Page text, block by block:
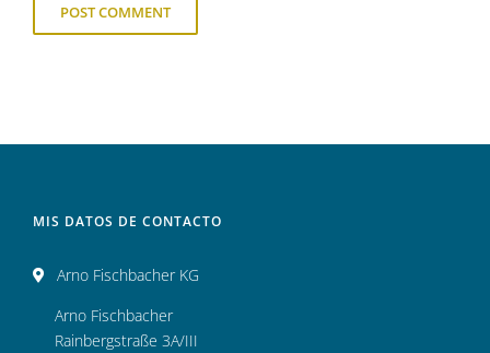
MIS DATOS DE CONTACTO
Arno Fischbacher KG
Arno Fischbacher
Rainbergstraße 3A/III